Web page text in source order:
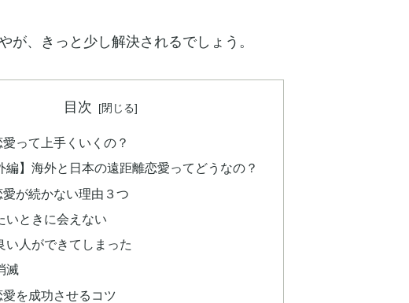
が、きっと少し解決されるでしょう。
目次
って上手くいくの？
編】海外と日本の遠距離恋愛ってどうなの？
が続かない理由３つ
いときに会えない
い人ができてしまった
滅
を成功させるコツ